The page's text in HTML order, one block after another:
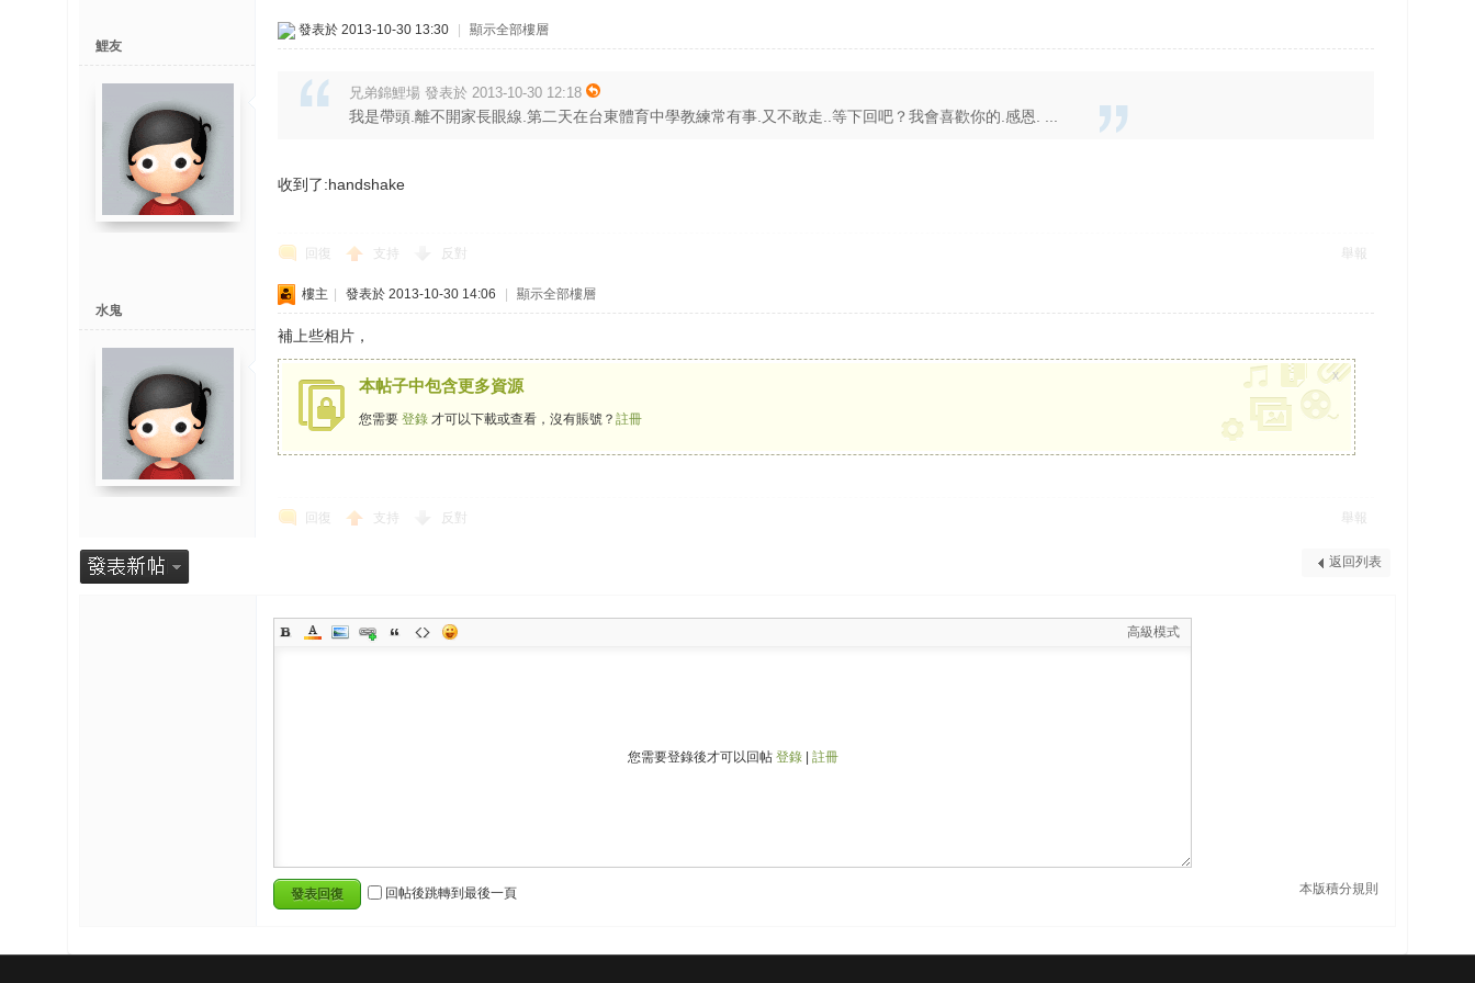
鯉友
發表於 2013-10-30 13:30 顯示全部樓層
兄弟錦鯉場 發表於 2013-10-30 12:18
我是帶頭.離不開家長眼線.第二天在台東體育中學教練常有事.又不敢走..等下回吧？我會喜歡你的.感恩. ...
收到了:handshake
回復 支持 反對 舉報
水鬼
樓主 發表於 2013-10-30 14:06 顯示全部樓層
補上些相片，
本帖子中包含更多資源
您需要 登錄 才可以下載或查看，沒有賬號？ 註冊
x
回復 支持 反對 舉報
返回列表
高級模式
您需要登錄後才可以回帖 登錄| 註冊
本版積分規則
發表回復 回帖後跳轉到最後一頁